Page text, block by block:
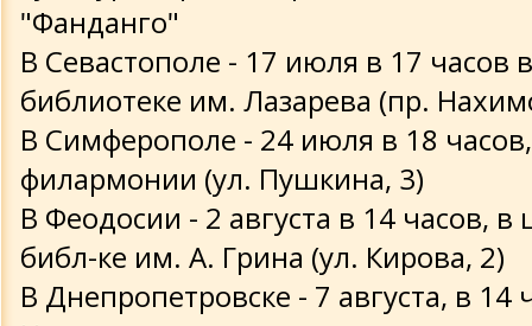
"Фанданго"
В Севастополе - 17 июля в 17 часов
библиотеке им. Лазарева (пр.
В Симферополе - 24 июля в 18
филармонии (ул. Пушкина, 3)
В Феодосии - 2 августа в 14 часов, в
библ-ке им. А. Грина (ул. Кирова, 2)
В Днепропетровске - 7 августа, в 14